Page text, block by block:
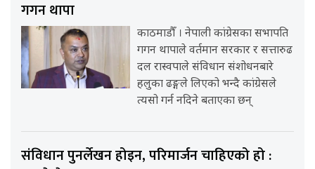
गगन थापा
काठमाडौँ । नेपाली कांग्रेसका सभापति
गगन थापाले वर्तमान सरकार र सत्तारुढ
दल रास्वपाले संविधान संशोधनबारे
हलुका ढङ्गले लिएको भन्दै कांग्रेसले
त्यसो गर्न नदिने बताएका छन्
संविधान पुनर्लेखन होइन, परिमार्जन चाहिएको हो :